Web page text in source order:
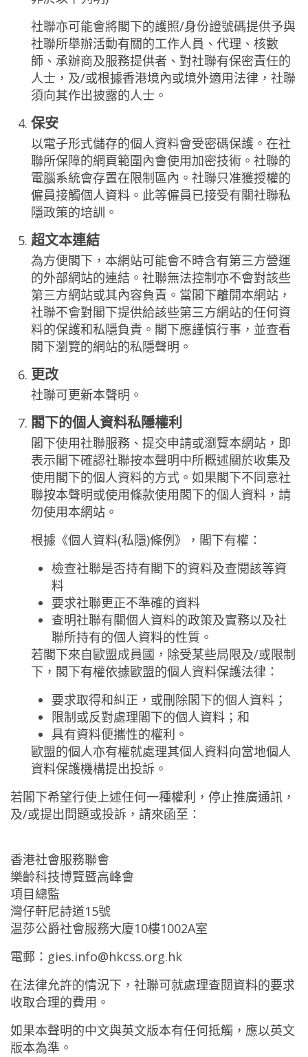
社聯亦可能會將閣下的護照/身份證號碼提供予與
社聯所舉辦活動有關的工作人員、代理、核數
師、承辦商及服務提供者、對社聯有保密責任的
人士，及/或根據香港境內或境外適用法律，社聯
須向其作出披露的人士。
保安
以電子形式儲存的個人資料會受密碼保護。在社
聯所保障的網頁範圍內會使用加密技術。社聯的
電腦系統會存置在限制區內。社聯只准獲授權的
僱員接觸個人資料。此等僱員已接受有關社聯私
隱政策的培訓。
超文本連結
為方便閣下，本網站可能會不時含有第三方營運
的外部網站的連結。社聯無法控制亦不會對該些
第三方網站或其內容負責。當閣下離開本網站，
社聯不會對閣下提供給該些第三方網站的任何資
料的保護和私隱負責。閣下應謹慎行事，並查看
閣下瀏覽的網站的私隱聲明。
更改
社聯可更新本聲明。
閣下的個人資料私隱權利
閣下使用社聯服務、提交申請或瀏覽本網站，即
表示閣下確認社聯按本聲明中所概述關於收集及
使用閣下的個人資料的方式。如果閣下不同意社
聯按本聲明或使用條款使用閣下的個人資料，請
勿使用本網站。
根據《個人資料(私隱)條例》，閣下有權：
檢查社聯是否持有閣下的資料及查閱該等資
料
要求社聯更正不準確的資料
查明社聯有關個人資料的政策及實務以及社
聯所持有的個人資料的性質。
若閣下來自歐盟成員國，除受某些局限及/或限制
下，閣下有權依據歐盟的個人資料保護法律：
要求取得和糾正，或刪除閣下的個人資料；
限制或反對處理閣下的個人資料；和
具有資料便攜性的權利。
歐盟的個人亦有權就處理其個人資料向當地個人
資料保護機構提出投訴。
若閣下希望行使上述任何一種權利，停止推廣通訊，
及/或提出問題或投訴，請來函至：
香港社會服務聯會
樂齡科技博覽暨高峰會
項目總監
灣仔軒尼詩道15號
温莎公爵社會服務大廈10樓1002A室
電郵： gies.info@hkcss.org.hk
在法律允許的情況下，社聯可就處理查閱資料的要求
收取合理的費用。
如果本聲明的中文與英文版本有任何抵觸，應以英文
版本為準。